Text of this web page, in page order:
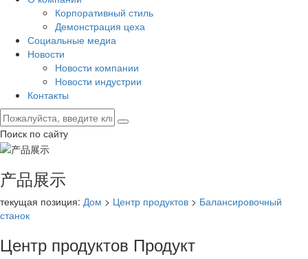
Корпоративный стиль
Демонстрация цеха
Социальные медиа
Новости
Новости компании
Новости индустрии
Контакты
Поиск по сайту
产品展示
текущая позиция: Дом > Центр продуктов > Балансировочный
станок
Центр продуктов Продукт